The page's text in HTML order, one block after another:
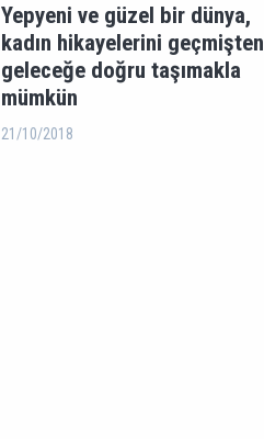
Yepyeni ve güzel bir dünya,
kadın hikayelerini geçmişten
geleceğe doğru taşımakla
mümkün
21/10/2018